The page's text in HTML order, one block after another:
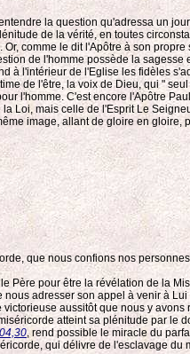
la question qu'adressa un
de la vérité, en toutes
comme le dit l'Apôtre à son
de l'homme possède la
à l'intérieur de l'Eglise les fidèles
de l'être, la voix de Dieu, qui "
l'homme. C'est encore l'Apôtre
Loi, mais celle de l'Esprit Le
image, allant de gloire en gloire,
que nous confions nos
Père pour être la révélation de la
adresser son appel à venir à
aussitôt que nous y
atteint sa plénitude par
, rend possible le miracle du
qui délivre de l'esclavage